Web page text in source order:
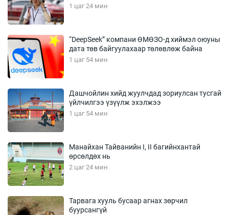
1 цаг 24 мин
“DeepSeek” компани ӨМӨЗО-д хиймэл оюуны
дата төв байгуулахаар төлөвлөж байна
1 цаг 54 мин
Дашчойлин хийд жуулчдад зориулсан тусгай
үйлчилгээ үзүүлж эхэлжээ
1 цаг 54 мин
Манайхан Тайванийн I, II багийнхантай
өрсөлдөх нь
2 цаг 24 мин
Тарвага хууль бусаар агнах зөрчил
буурсангүй